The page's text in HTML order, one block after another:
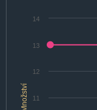
Množství 11
12
13
14